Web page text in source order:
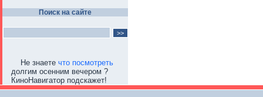
Поиск на сайте
Не знаете что посмотреть
долгим осенним вечером ?
КиноНавигатор подскажет!